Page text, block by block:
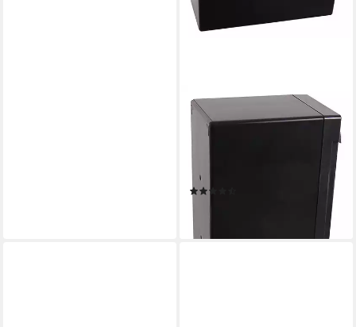
ARLI
AGM Blei Akku 12V 7Ah
20HR Batterie 7000 mAh
Bleiakkus 7000 mAh (12 V, 1
St)
20,09 €
lieferbar - in 2-3 Werktagen bei dir